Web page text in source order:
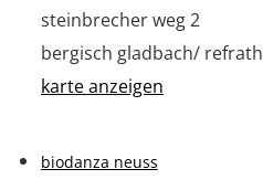
steinbrecher weg 2
bergisch gladbach/ refrath
karte anzeigen
biodanza neuss